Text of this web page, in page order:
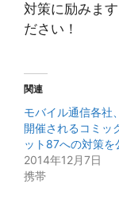
対策に励みま
ださい！
関連
モバイル通信各社
開催されるコミッ
ット87への対策を
2014年12月7日
携帯